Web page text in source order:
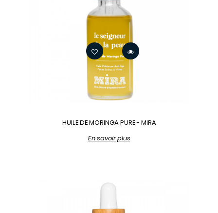
HUILE DE MORINGA PURE - MIRA
En savoir plus